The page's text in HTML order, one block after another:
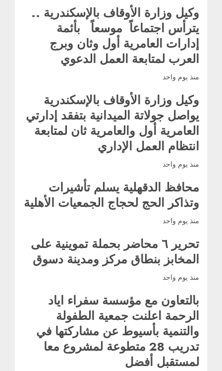
وكيل وزارة الأوقاف بالإسكندرية ..
يترأس اجتماعاً موسعاً بأئمة
إدارات العامرية أول وثان وبرج
العرب لمتابعة العمل الدعوي
منذ يوم واحد
وكيل وزارة الأوقاف بالإسكندرية
يواصل جولاتة الميدانية بتفقد إدارتي
العامرية أول والعامرية ثان لمتابعة
انتظام العمل الإداري
منذ يوم واحد
محافظ الدقهلية يسلم تأشيرات
وتذاكر الحج لحجاج الجمعيات الأهلية
منذ يوم واحد
تحرير ٦ محاضر بحملة تموينية على
المخابز بنطاق مركز ومدينة دسوق
منذ يوم واحد
بالتعاون مع مؤسسة سفراء اياد
الرحمة اعلنت جمعية الطفولة
والتنمية بأسيوط عن مشاركتها في
تدريب 28 متطوعة لمشروع معا
لمستقبل أفضل